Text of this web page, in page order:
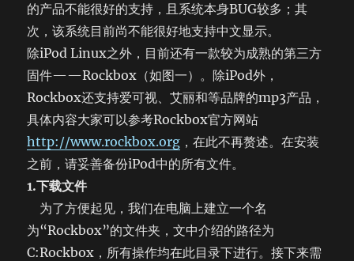
的产品不能很好的支持，且系统本身BUG较多；其
次，该系统目前尚不能很好地支持中文显示。
除iPod Linux之外，目前还有一款较为成熟的第三方
固件——Rockbox（如图一）。除iPod外，
Rockbox还支持爱可视、艾丽和等品牌的mp3产品，
具体内容大家可以参考Rockbox官方网站
http://www.rockbox.org ，在此不再赘述。在安装
之前，请妥善备份iPod中的所有文件。
1.下载文件
为了方便起见，我们在电脑上建立一个名
为“Rockbox”的文件夹，文中介绍的路径为
C:Rockbox，所有操作均在此目录下进行。接下来需